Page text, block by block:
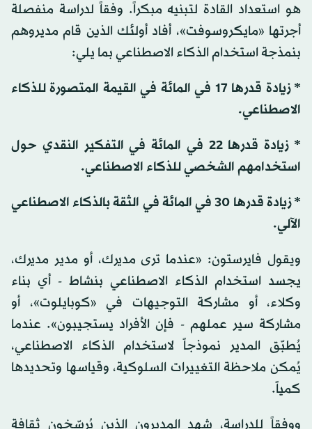
هو استعداد القادة لتبنيه مبكراً. وفقاً لدراسة منفصلة
أجرتها «مايكروسوفت»، أفاد أولئك الذين قام مديروهم
بنمذجة استخدام الذكاء الاصطناعي بما يلي:
* زيادة قدرها 17 في المائة في القيمة المتصورة للذكاء
الاصطناعي.
* زيادة قدرها 22 في المائة في التفكير النقدي حول
استخدامهم الشخصي للذكاء الاصطناعي.
* زيادة قدرها 30 في المائة في الثقة بالذكاء الاصطناعي
الآلي.
ويقول فايرستون: «عندما ترى مديرك، أو مدير مديرك،
يجسد استخدام الذكاء الاصطناعي بنشاط - أي بناء
وكلاء، أو مشاركة التوجيهات في «كوبايلوت»، أو
مشاركة سير عملهم - فإن الأفراد يستجيبون». عندما
يُطبّق المدير نموذجاً لاستخدام الذكاء الاصطناعي،
يُمكن ملاحظة التغييرات السلوكية، وقياسها وتحديدها
كمياً.
ووفقاً للدراسة، شهد المديرون الذين يُرسّخون ثقافة